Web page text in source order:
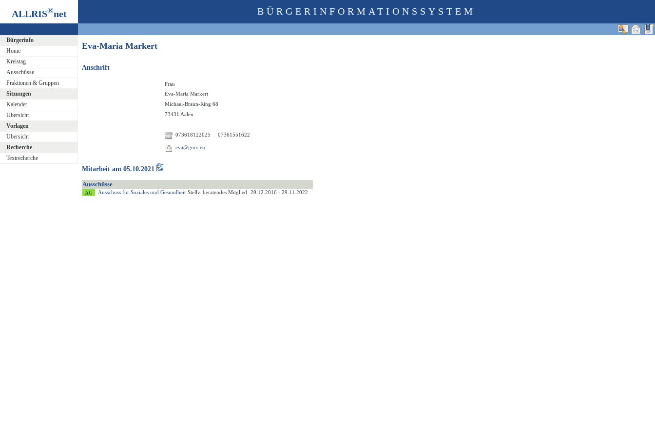
ALLRIS®net
Bürgerinfo
Home
Kreistag
Ausschüsse
Fraktionen & Gruppen
Sitzungen
Kalender
Übersicht
Vorlagen
Übersicht
Recherche
Textrecherche
BÜRGERINFORMATIONSSYSTEM
Eva-Maria Markert
Anschrift
Frau
Eva-Maria Markert
Michael-Braun-Ring 68
73431 Aalen
073618122025 07361551622
eva@gmx.eu
Mitarbeit am 05.10.2021
Ausschüsse
Ausschuss für Soziales und Gesundheit Stellv. beratendes Mitglied 20.12.2016 - 29.11.2022